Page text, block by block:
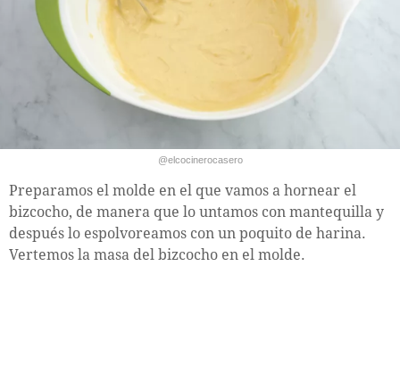
@elcocinerocasero
Preparamos el molde en el que vamos a hornear el
bizcocho, de manera que lo untamos con mantequilla y
después lo espolvoreamos con un poquito de harina.
Vertemos la masa del bizcocho en el molde.